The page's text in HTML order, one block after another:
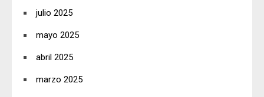
julio 2025
mayo 2025
abril 2025
marzo 2025